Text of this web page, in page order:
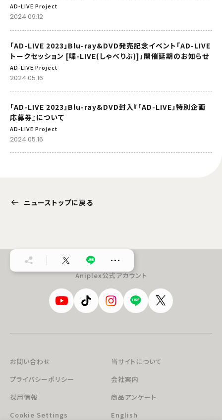
AD-LIVE Project
2024.09.12
「AD-LIVE 2023」Blu-ray&DVD発売記念イベント「AD-LIVE
トークセッション [喋-LIVE(しゃべりぶ)]」開催延期のお知らせ
AD-LIVE Project
2024.05.16
「AD-LIVE 2023」Blu-ray&DVD封入『「AD-LIVE」特別企画
応募券』について
AD-LIVE Project
2024.05.16
ニューストップに戻る
…
Aniplex公式アカウント
お問い合わせ
当サイトについて
プライバシーポリシー
会社案内
採用情報
商品アンケート
Cookie Settings
English